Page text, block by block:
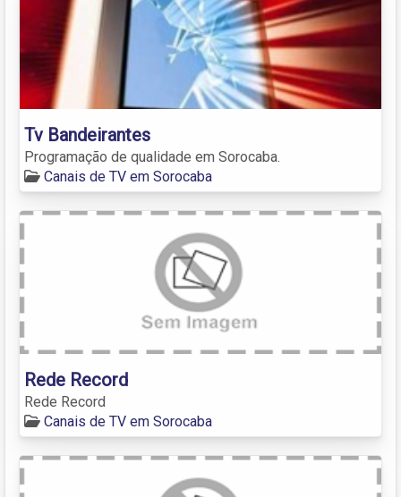
Tv Bandeirantes
Programação de qualidade em Sorocaba.
Canais de TV em Sorocaba
Rede Record
Rede Record
Canais de TV em Sorocaba